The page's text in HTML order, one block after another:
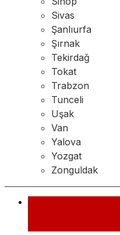
Sivas
Şanlıurfa
Şırnak
Tekirdağ
Tokat
Trabzon
Tunceli
Uşak
Van
Yalova
Yozgat
Zonguldak